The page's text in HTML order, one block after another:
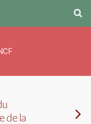
de la